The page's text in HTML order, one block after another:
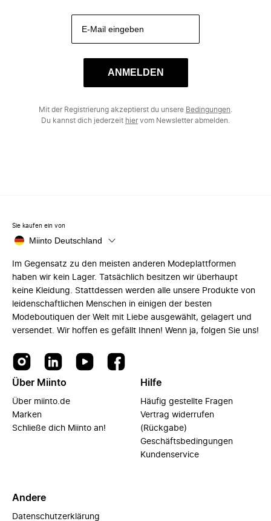
ANMELDEN
Mit der Registrierung akzeptierst du unsere Bedingungen
Du kannst dich jederzeit hiervom Newsletter abmelden.
Sie kaufen ein von
Miinto Deutschland
Im Gegensatz zu den meisten anderen Modeplattformen
haben wir kein Lager. Tatsächlich besitzen wir überhaupt
keine Kleidung. Stattdessen werden alle unsere Produkte von
leidenschaftlichen Menschen in einigen der besten
Modeboutiquen der Welt mit Liebe ausgewählt, gelagert und
versendet. Wir hoffen es gefällt Ihnen! Wenn ja, folgen Sie uns!
Über Miinto
Über miinto.de
Marken
Schließe dich Miinto an!
Hilfe
Häufig gestellte Fragen
Vertrag widerrufen
(Rückgabe)
Geschäftsbedingungen
Kundenservice
Andere
Datenschutzerklärung